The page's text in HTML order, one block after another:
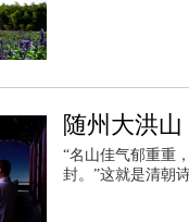
随州大洪山
“名山佳气郁重重
封。”这就是清朝